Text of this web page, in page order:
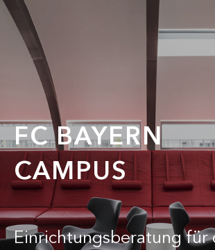
FC BAYERN
CAMPUS
Einrichtungsberatung für